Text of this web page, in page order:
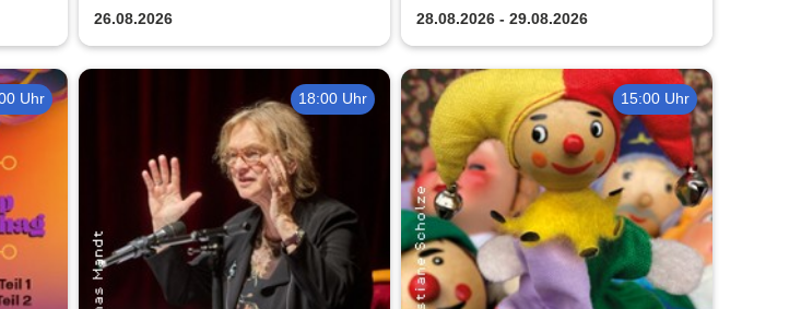
Lights
26.08.2026 28.08.2026 - 29.08.2026
Uhr 18:00 Uhr 15:00 Uhr